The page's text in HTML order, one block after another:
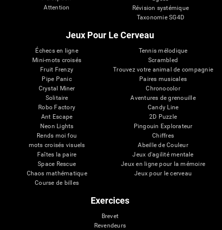
Attention
Révision systémique
Taxonomie SG4D
Jeux Pour Le Cerveau
Échecs en ligne
Mini-mots croisés
Fruit Frenzy
Pipe Panic
Crystal Miner
Solitaire
Robo Factory
Ant Escape
Neon Lights
Rends moi fou
mots croisés visuels
Faîtes la paire
Space Rescue
Chaos mathématique
Course de billes
Tennis mélodique
Scrambled
Trouvez votre animal de compagnie
Paires musicales
Chronocolor
Aventures de grenouille
Candy Line
2D Puzzle
Pingouin Explorateur
Chiffres
Abeille de Couleur
Jeux d'agilité mentale
Jeux en ligne pour la mémoire
Jeux pour le cerveau
Exercices
Brevet
Revendeurs